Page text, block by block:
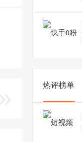
热评榜单